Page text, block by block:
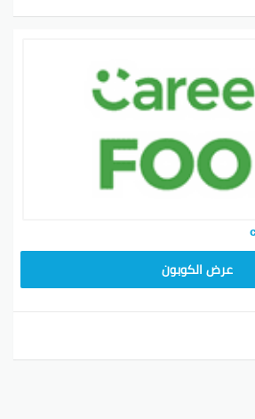
عرض الكوبون